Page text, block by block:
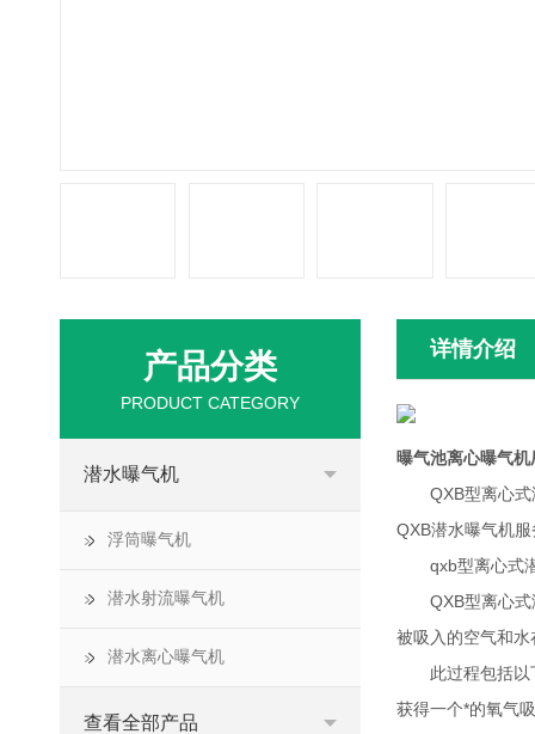
详情介绍
曝气池离心曝气机
QXB型离心式潜
QXB潜水曝气机
qxb型离心式潜
QXB型离心式潜
被吸入的空气和
此过程包括以下
获得一个*的氧气
产品分类
PRODUCT CATEGORY
潜水曝气机
浮筒曝气机
潜水射流曝气机
潜水离心曝气机
查看全部产品